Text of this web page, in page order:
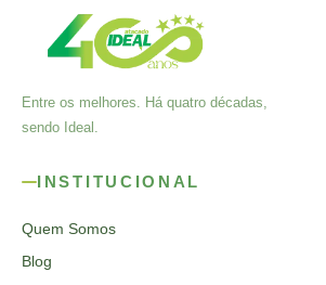
Entre os melhores. Há quatro décadas,
sendo Ideal.
INSTITUCIONAL
Quem Somos
Blog